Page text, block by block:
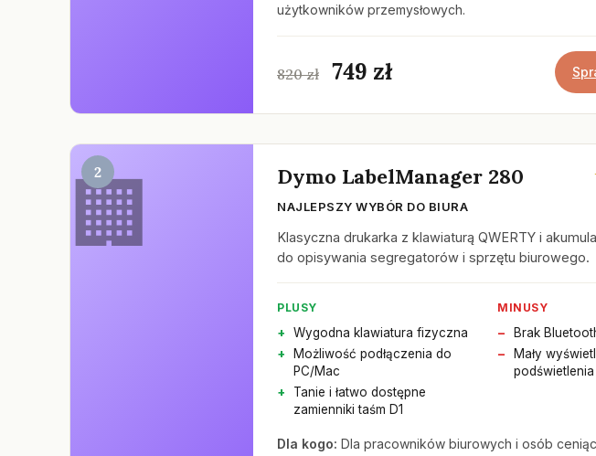
użytkowników przemysłowych.
820 zł 749 zł
2 Dymo LabelManager 280
NAJLEPSZY WYBÓR DO BIURA
Klasyczna drukarka z klawiaturą QWERTY i
do opisywania segregatorów i sprzętu biurowego.
PLUSY
Wygodna klawiatura fizyczna
Możliwość podłączenia do
PC/Mac
Tanie i łatwo dostępne
zamienniki taśm D1
MINUSY
Brak
Mały
podświetlenia
Dla kogo: Dla pracowników biurowych i osób